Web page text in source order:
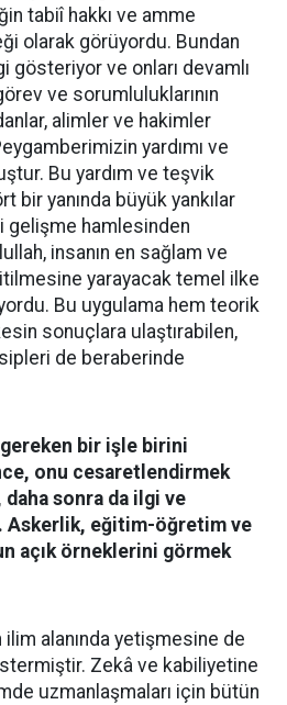
tabiî hakkı ve amme
olarak görüyordu. Bundan
gösteriyor ve onları devamlı
ve sorumluluklarının
alimler ve hakimler
yardımı ve
Bu yardım ve teşvik
bir yanında büyük yankılar
gelişme hamlesinden
insanın en sağlam ve
yarayacak temel ilke
Bu uygulama hem teorik
sonuçlara ulaştırabilen,
de beraberinde
gereken bir işle birini
onu cesaretlendirmek
sonra da ilgi ve
Askerlik, eğitim-öğretim ve
açık örneklerini görmek
alanında yetişmesine de
Zekâ ve kabiliyetine
uzmanlaşmaları için bütün